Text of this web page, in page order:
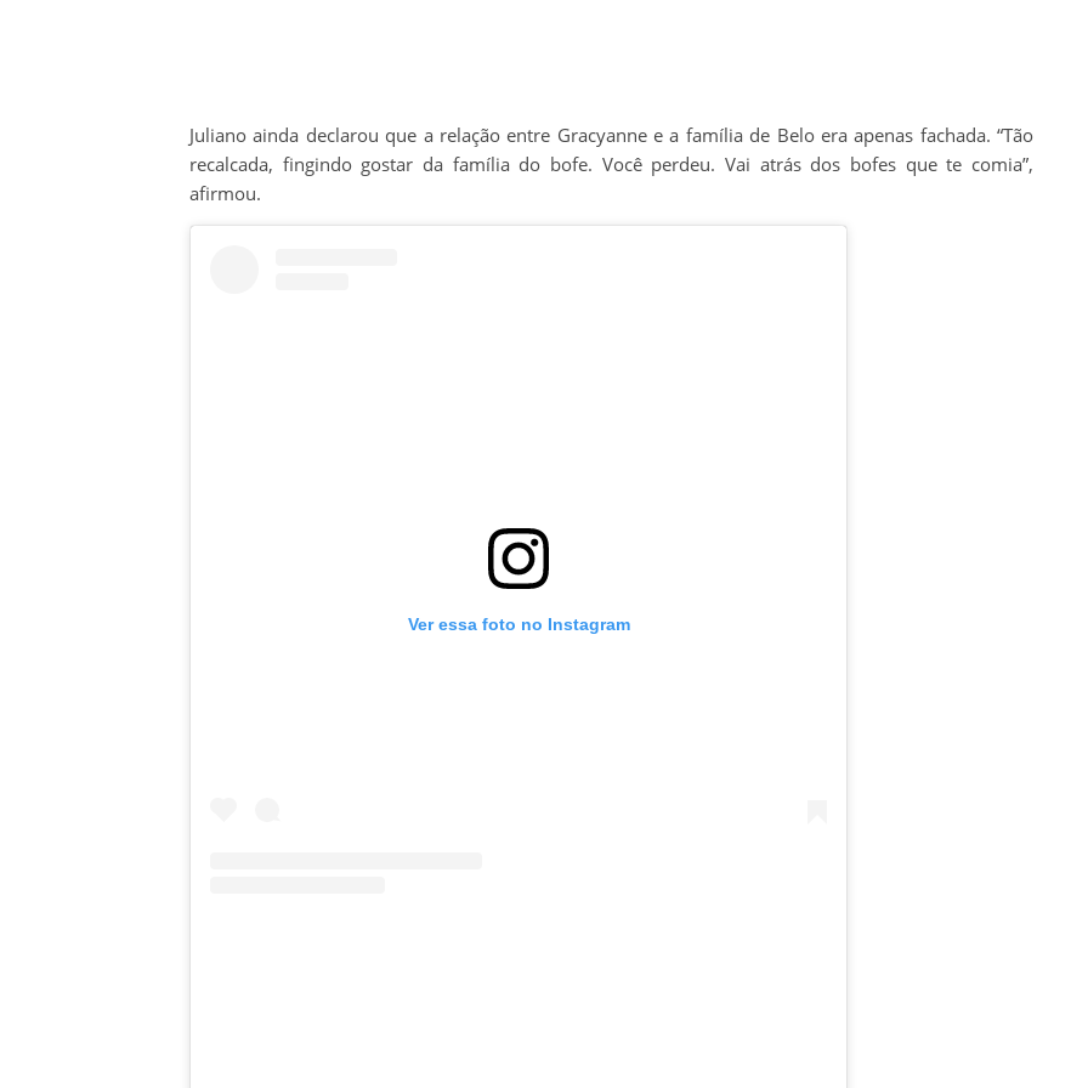
Juliano ainda declarou que a relação entre Gracyanne e a família de Belo era apenas fachada. “Tão
recalcada, fingindo gostar da família do bofe. Você perdeu. Vai atrás dos bofes que te comia”,
afirmou.
Ver essa foto no Instagram